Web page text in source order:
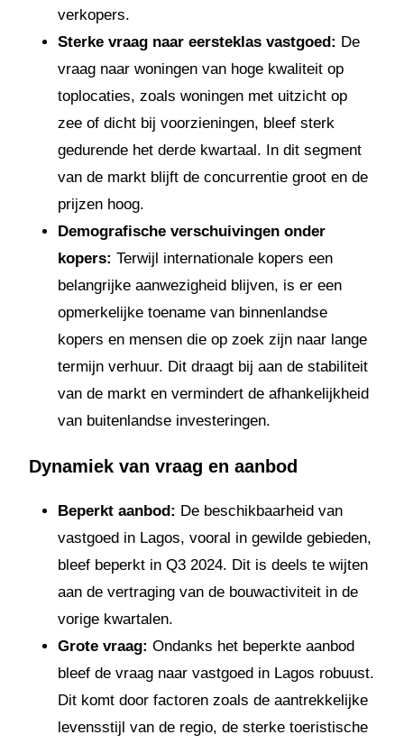
verkopers.
Sterke vraag naar eersteklas vastgoed: De
vraag naar woningen van hoge kwaliteit op
toplocaties, zoals woningen met uitzicht op
zee of dicht bij voorzieningen, bleef sterk
gedurende het derde kwartaal. In dit segment
van de markt blijft de concurrentie groot en de
prijzen hoog.
Demografische verschuivingen onder
kopers: Terwijl internationale kopers een
belangrijke aanwezigheid blijven, is er een
opmerkelijke toename van binnenlandse
kopers en mensen die op zoek zijn naar lange
termijn verhuur. Dit draagt bij aan de stabiliteit
van de markt en vermindert de afhankelijkheid
van buitenlandse investeringen.
Dynamiek van vraag en aanbod
Beperkt aanbod: De beschikbaarheid van
vastgoed in Lagos, vooral in gewilde gebieden,
bleef beperkt in Q3 2024. Dit is deels te wijten
aan de vertraging van de bouwactiviteit in de
vorige kwartalen.
Grote vraag: Ondanks het beperkte aanbod
bleef de vraag naar vastgoed in Lagos robuust.
Dit komt door factoren zoals de aantrekkelijke
levensstijl van de regio, de sterke toeristische